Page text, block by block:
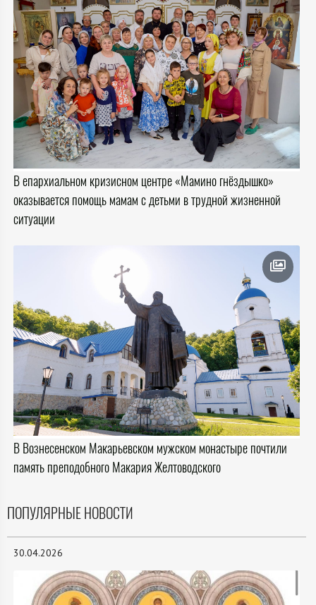
В епархиальном кризисном центре «Мамино гнёздышко»
оказывается помощь мамам с детьми в трудной жизненной
ситуации
В Вознесенском Макарьевском мужском монастыре почтили
память преподобного Макария Желтоводского
ПОПУЛЯРНЫЕ НОВОСТИ
30.04.2026